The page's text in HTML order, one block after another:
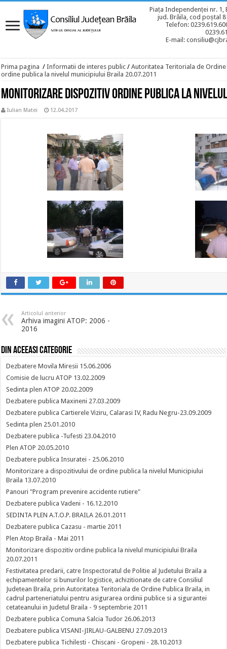
Piața Independenței nr. 1,
jud. Brăila, cod poștal
Telefon:
E-mail:
Prima pagina / Informatii de interes public / Autoritatea Teritoriala de Ordine
ordine publica la nivelul municipiului Braila 20.07.2011
Monitorizare dispozitiv ordine publica la
Iulian Matei 12.04.2017
Articolul anterior
Arhiva imagini ATOP: 2006 -
2016
Din aceeasi categorie
Dezbatere Movila Miresii 15.06.2006
Comisie de lucru ATOP 13.02.2009
Sedinta plen ATOP 20.02.2009
Dezbatere publica Maxineni 27.03.2009
Dezbatere publica Cartierele Viziru, Calarasi IV, Radu Negru-23.09.2009
Sedinta plen 25.01.2010
Dezbatere publica -Tufesti 23.04.2010
Plen ATOP 20.05.2010
Dezbatere publica Insuratei - 25.06.2010
Monitorizare a dispozitivului de ordine publica la nivelul Municipiului
Braila 13.07.2010
Panouri "Program prevenire accidente rutiere"
Dezbatere publica Vadeni - 16.12.2010
SEDINTA PLEN A.T.O.P. BRAILA 26.01.2011
Dezbatere publica Cazasu - martie 2011
Plen Atop Braila - Mai 2011
Monitorizare dispozitiv ordine publica la nivelul municipiului Braila
20.07.2011
Festivitatea predarii, catre Inspectoratul de Politie al Judetului Braila a
echipamentelor si bunurilor logistice, achizitionate de catre Consiliul
Judetean Braila, prin Autoritatea Teritoriala de Ordine Publica Braila, in
cadrul parteneriatului pentru asigurarea ordinii publice si a sigurantei
cetateanului in Judetul Braila - 9 septembrie 2011
Dezbatere publica Comuna Salcia Tudor 26.06.2013
Dezbatere publica VISANI-JIRLAU-GALBENU 27.09.2013
Dezbatere publica Tichilesti - Chiscani - Gropeni - 28.10.2013